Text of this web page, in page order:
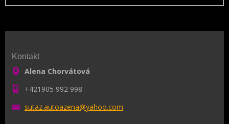
Kontakt
Alena Chorvátová
+421905 992 998
sutaz.autoazena@yahoo.com